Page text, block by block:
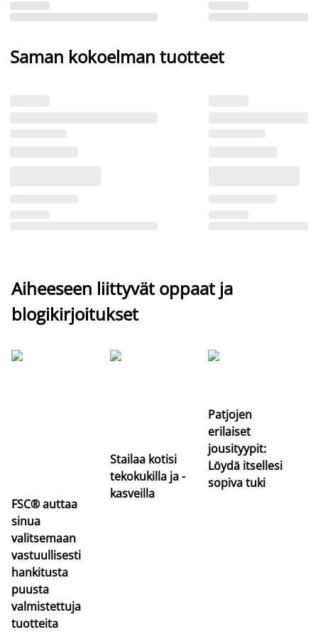
Saman kokoelman tuotteet
Aiheeseen liittyvät oppaat ja
blogikirjoitukset
FSC® auttaa
sinua
valitsemaan
vastuullisesti
hankitusta
puusta
valmistettuja
tuotteita
Stailaa kotisi
tekokukilla ja -
kasveilla
Patjojen
erilaiset
jousityypit:
Löydä itsellesi
sopiva tuki